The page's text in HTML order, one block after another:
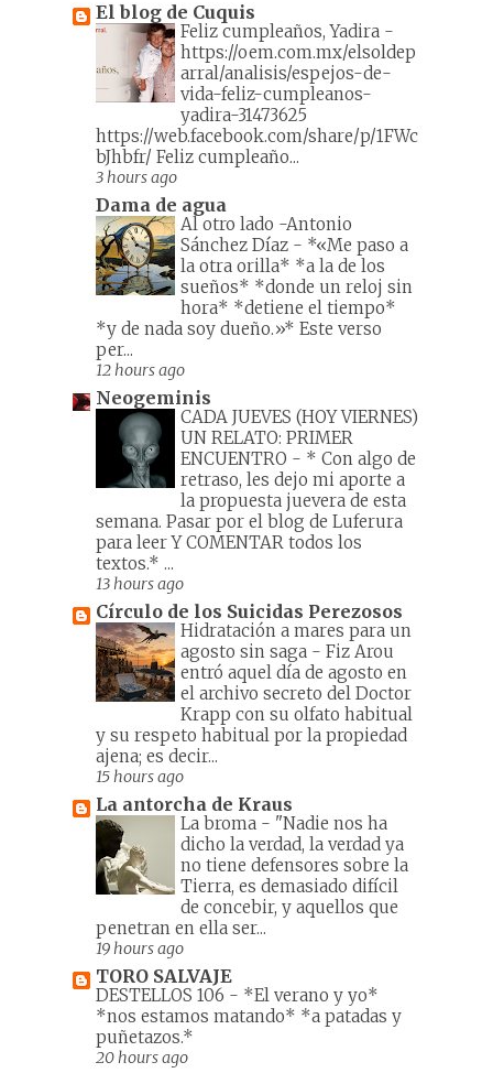
El blog de Cuquis
Feliz cumpleaños, Yadira -
https://oem.com.mx/elsoldep
arral/analisis/espejos-de-
vida-feliz-cumpleanos-
yadira-31473625
https://web.facebook.com/share/p/1FWc
bJhbfr/ Feliz cumpleaño...
3 hours ago
Dama de agua
Al otro lado -Antonio
Sánchez Díaz - *«Me paso a
la otra orilla* *a la de los
sueños* *donde un reloj sin
hora* *detiene el tiempo*
*y de nada soy dueño.»* Este verso
per...
12 hours ago
Neogeminis
CADA JUEVES (HOY VIERNES)
UN RELATO: PRIMER
ENCUENTRO - * Con algo de
retraso, les dejo mi aporte a
la propuesta juevera de esta
semana. Pasar por el blog de Luferura
para leer Y COMENTAR todos los
textos.* ...
13 hours ago
Círculo de los Suicidas Perezosos
Hidratación a mares para un
agosto sin saga - Fiz Arou
entró aquel día de agosto en
el archivo secreto del Doctor
Krapp con su olfato habitual
y su respeto habitual por la propiedad
ajena; es decir...
15 hours ago
La antorcha de Kraus
La broma - "Nadie nos ha
dicho la verdad, la verdad ya
no tiene defensores sobre la
Tierra, es demasiado difícil
de concebir, y aquellos que
penetran en ella ser...
19 hours ago
TORO SALVAJE
DESTELLOS 106 - *El verano y yo*
*nos estamos matando* *a patadas y
puñetazos.*
20 hours ago